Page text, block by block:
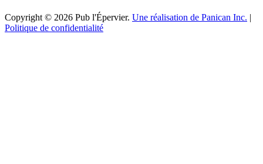
Copyright © 2026 Pub l'Épervier. Une réalisation de Panican Inc. |
Politique de confidentialité